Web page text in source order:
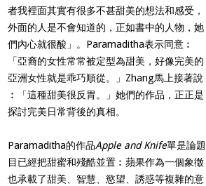
者我裡面其實有很多不甚甜美的想法和感受，
外面的人是不會知道的，正如書中的人物，她
們內心就很酸」。Paramaditha表示同意︰
「亞裔的女性常常被定型為甜美，好像完美的
亞洲女性就是乖巧順從。」Zhang馬上接著說
︰「這種甜美很反胃。」她們的作品，正正是
探討完美日常背後的真相。
Paramaditha的作品Apple and Knife單是論題
目已經把甜蜜和殘酷並置︰蘋果作為一個象徵
也承載了甜美、智慧、慾望、誘惑等複雜的意